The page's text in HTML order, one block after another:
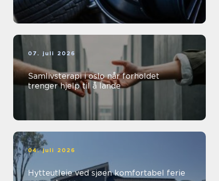
07. juli 2026
Samlivsterapi i oslo når forholdet
trenger hjelp til å lande
04. juli 2026
Hytteutleie ved sjøen komfortabel ferie